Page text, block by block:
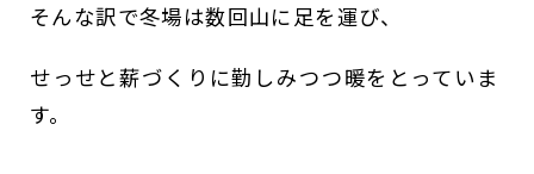
そんな訳で冬場は数回山に足を運び、
せっせと薪づくりに勤しみつつ暖をとっていま
す。